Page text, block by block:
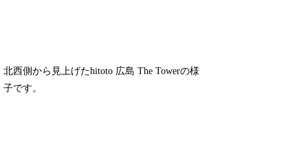
北西側から見上げたhitoto 広島 The Towerの様
子です。